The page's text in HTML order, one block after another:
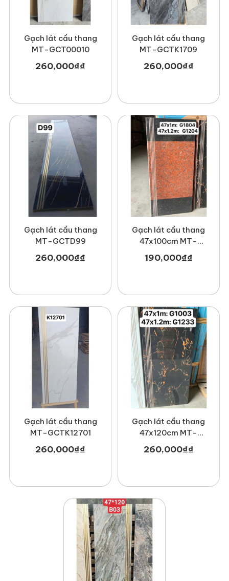
Gạch lát cầu thang
MT-GCT00010
260,000₫₫
Gạch lát cầu thang
MT-GCTK1709
260,000₫₫
Gạch lát cầu thang
MT-GCTD99
260,000₫₫
Gạch lát cầu thang
47x100cm MT-
GCTG1804
190,000₫₫
Gạch lát cầu thang
MT-GCTK12701
260,000₫₫
Gạch lát cầu thang
47x120cm MT-
GCTG1233
260,000₫₫